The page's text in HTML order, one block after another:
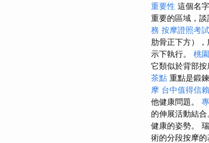
重要性 這個名
重要的區域，
務 按摩證照考
肋骨正下方）
示下執行。 桃
它類似於背部按
茶點 重點是鍛
摩 台中值得信
他健康問題。
的伸展活動結
健康的姿勢。
術的分段按摩的